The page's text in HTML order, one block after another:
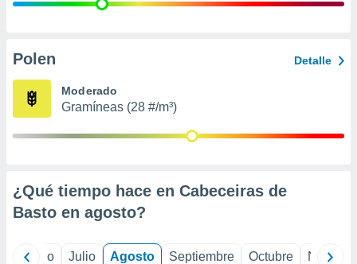
e
publicidad
Polen Detalle
Moderado
Gramíneas (28 #/m³)
¿Qué tiempo hace en Cabeceiras de
Basto en agosto?
Junio Julio Agosto Septiembre Octubre